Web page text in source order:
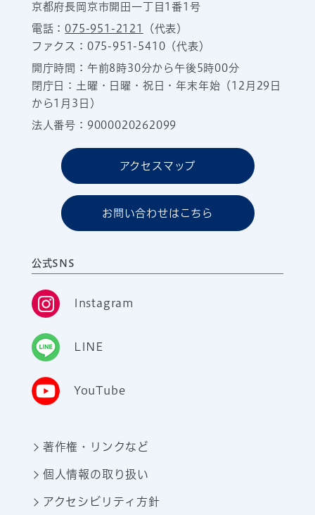
京都府長岡京市開田一丁目1番1号
電話：075-951-2121
（代表）
ファクス：075-951-5410（代表）
開庁時間：午前8時30分から午後5時00分
閉庁日：土曜・日曜・祝日・年末年始（12月29日
から1月3日）
法人番号：9000020262099
アクセスマップ
お問い合わせはこちら
公式SNS
Instagram
LINE
YouTube
著作権・リンクなど
個人情報の取り扱い
アクセシビリティ方針